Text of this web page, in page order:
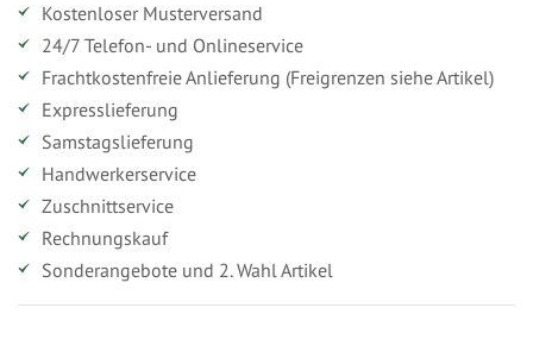
Kostenloser Musterversand
24/7 Telefon- und Onlineservice
Frachtkostenfreie Anlieferung (Freigrenzen siehe Artikel)
Expresslieferung
Samstagslieferung
Handwerkerservice
Zuschnittservice
Rechnungskauf
Sonderangebote und 2. Wahl Artikel